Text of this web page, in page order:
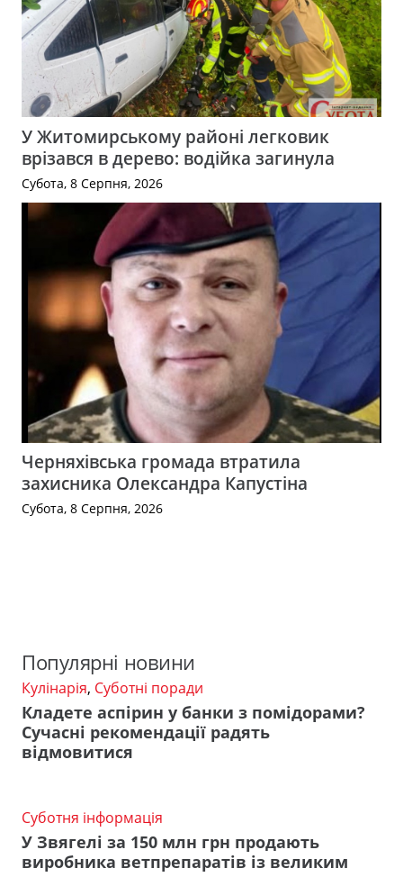
У Житомирському районі легковик
врізався в дерево: водійка загинула
Субота, 8 Серпня, 2026
Черняхівська громада втратила
захисника Олександра Капустіна
Субота, 8 Серпня, 2026
Популярні новини
Кулінарія, Суботні поради
Кладете аспірин у банки з помідорами?
Сучасні рекомендації радять
відмовитися
Суботня інформація
У Звягелі за 150 млн грн продають
виробника ветпрепаратів із великим